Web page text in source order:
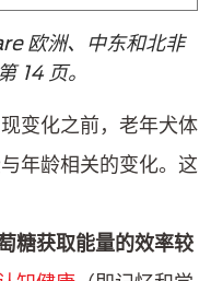
欧洲、中东和北非
14 页。
变化之前，老年犬体
年龄相关的变化。这
糖获取能量的效率较